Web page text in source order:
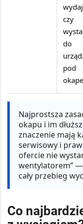
czy
do
pod
Najprostsza
okapu i im
znaczenie mają
serwisowy i
ofercie nie
wentylatorem”
cały przebieg
Co